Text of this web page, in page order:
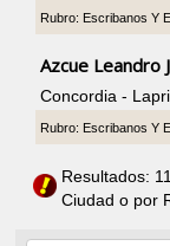
Rubro: Escribanos Y
Azcue Leandro
Concordia -
Rubro: Escribanos Y
Resultados:
Ciudad o por